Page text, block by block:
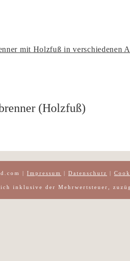
(Holzfuß)
| Impressum | Datenschutz |
inklusive der Mehrwertsteuer,